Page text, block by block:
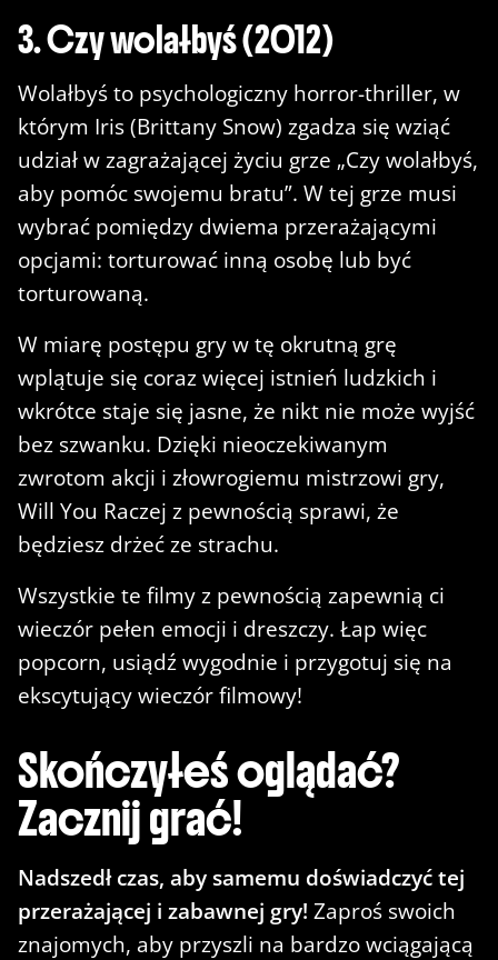
3. Czy wolałbyś (2012)
Wolałbyś to psychologiczny horror-thriller, w
którym Iris (Brittany Snow) zgadza się wziąć
udział w zagrażającej życiu grze „Czy wolałbyś,
aby pomóc swojemu bratu”. W tej grze musi
wybrać pomiędzy dwiema przerażającymi
opcjami: torturować inną osobę lub być
torturowaną.
W miarę postępu gry w tę okrutną grę
wplątuje się coraz więcej istnień ludzkich i
wkrótce staje się jasne, że nikt nie może wyjść
bez szwanku. Dzięki nieoczekiwanym
zwrotom akcji i złowrogiemu mistrzowi gry,
Will You Raczej z pewnością sprawi, że
będziesz drżeć ze strachu.
Wszystkie te filmy z pewnością zapewnią ci
wieczór pełen emocji i dreszczy. Łap więc
popcorn, usiądź wygodnie i przygotuj się na
ekscytujący wieczór filmowy!
Skończyłeś oglądać?
Zacznij grać!
Nadszedł czas, aby samemu doświadczyć tej
przerażającej i zabawnej gry! Zaproś swoich
znajomych, aby przyszli na bardzo wciągającą